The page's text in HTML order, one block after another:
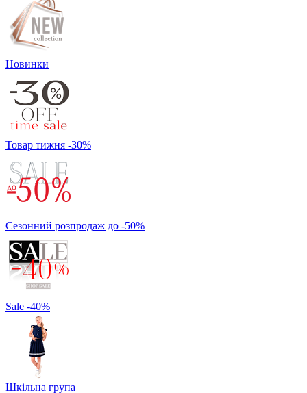
Новинки
Товар тижня -30%
Сезонний розпродаж до -50%
Sale -40%
Шкільна група